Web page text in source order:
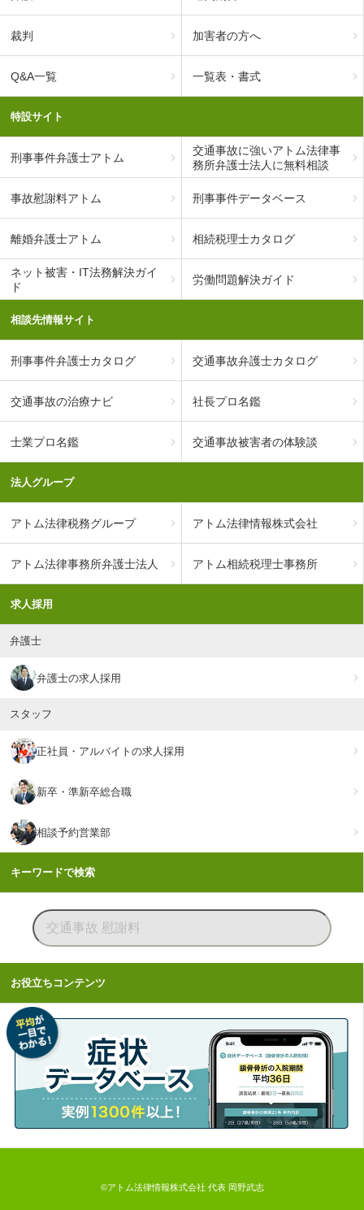
裁判 加害者の方へ
Q&A一覧 一覧表・書式
特設サイト
刑事事件弁護士アトム
交通事故に強いアトム法律事
務所弁護士法人に無料相談
事故慰謝料アトム 刑事事件データベース
離婚弁護士アトム 相続税理士カタログ
ネット被害・IT法務解決ガイ
ド
労働問題解決ガイド
相談先情報サイト
刑事事件弁護士カタログ 交通事故弁護士カタログ
交通事故の治療ナビ 社長プロ名鑑
士業プロ名鑑 交通事故被害者の体験談
法人グループ
アトム法律税務グループ アトム法律情報株式会社
アトム法律事務所弁護士法人 アトム相続税理士事務所
求人採用
弁護士
弁護士の求人採用
スタッフ
正社員・アルバイトの求人採用
新卒・準新卒総合職
相談予約営業部
キーワードで検索
お役立ちコンテンツ
©アトム法律情報株式会社 代表 岡野武志